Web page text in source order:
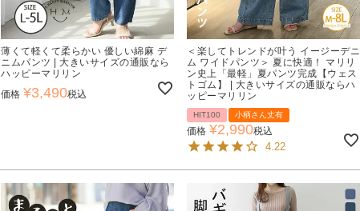
薄くて軽くて柔らかい 優しい綿麻 デ
ニムパンツ | 大きいサイズの通販なら
ハッピーマリリン
価格 ¥3,490税込
＜楽してトレンドが叶う イージーデニ
ム ワイドパンツ＞ 夏に快適！ マリリ
ン史上「最軽」夏パンツ完成【ウェス
トゴム】 | 大きいサイズの通販ならハ
ッピーマリリン
HIT100 小柄さん丈有
価格 ¥2,990税込
4.22